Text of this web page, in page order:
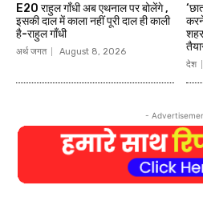
E20 राहुल गाँधी अब एथनाल पर बोलेंगे ,
इसकी दाल में काला नहीं पूरी दाल ही काली
है-राहुल गाँधी
अर्थ जगत August 8, 2026
देश
-